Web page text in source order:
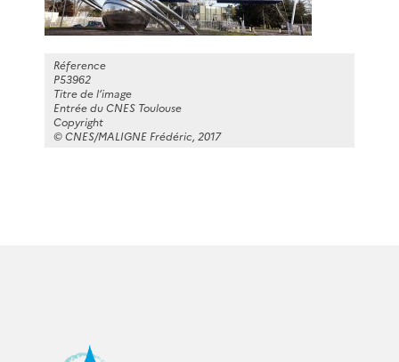
Réference
P53962
Titre de l’image
Entrée du CNES Toulouse
Copyright
© CNES/MALIGNE Frédéric, 2017